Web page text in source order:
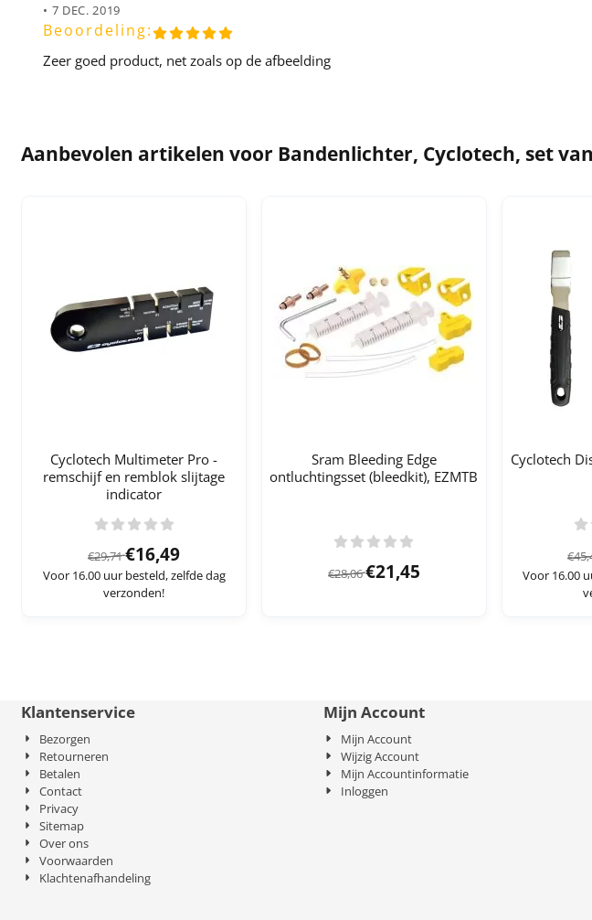
• 7 DEC. 2019
Beoordeling:
Zeer goed product, net zoals op de afbeelding
Aanbevolen artikelen voor Bandenlichter, Cyclotech, set
Cyclotech Multimeter Pro -
remschijf en remblok slijtage
indicator
Van 29,71 voor 16,49
€29,71€16,49
Voor 16.00 uur besteld, zelfde dag
verzonden!
Sram Bleeding Edge
ontluchtingsset (bleedkit), EZMTB
Van 28,06 voor 21,45
€28,06€21,45
Cyclotech
Voor 16.00
Klantenservice
Bezorgen
Retourneren
Betalen
Contact
Privacy
Sitemap
Over ons
Voorwaarden
Klachtenafhandeling
Mijn Account
Mijn Account
Wijzig Account
Mijn Accountinformatie
Inloggen